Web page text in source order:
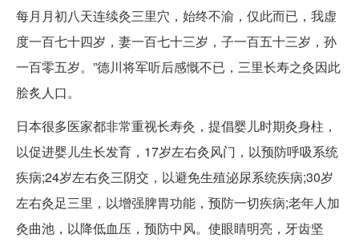
每月月初八天连续灸三里穴，始终不渝，仅此而已，我虚
度一百七十四岁，妻一百七十三岁，子一百五十三岁，孙
一百零五岁。”德川将军听后感慨不已，三里长寿之灸因此
脍炙人口。
日本很多医家都非常重视长寿灸，提倡婴儿时期灸身柱，
以促进婴儿生长发育，17岁左右灸风门，以预防呼吸系统
疾病;24岁左右灸三阴交，以避免生殖泌尿系统疾病;30岁
左右灸足三里，以增强脾胃功能，预防一切疾病;老年人加
灸曲池，以降低血压，预防中风。使眼睛明亮，牙齿坚